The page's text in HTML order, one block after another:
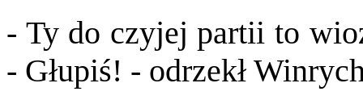
- Ty do czyjej partii to
- Głupiś! - odrzekł